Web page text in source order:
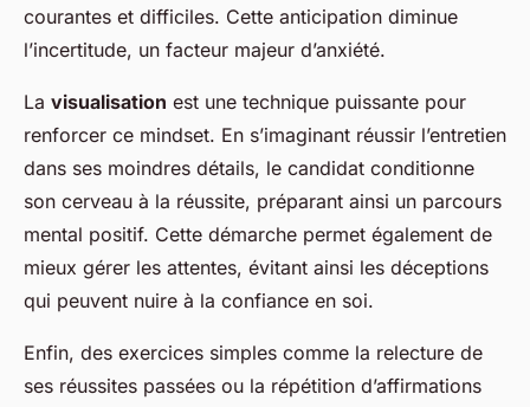
courantes et difficiles. Cette anticipation diminue
l’incertitude, un facteur majeur d’anxiété.
La visualisation est une technique puissante pour
renforcer ce mindset. En s’imaginant réussir l’entretien
dans ses moindres détails, le candidat conditionne
son cerveau à la réussite, préparant ainsi un parcours
mental positif. Cette démarche permet également de
mieux gérer les attentes, évitant ainsi les déceptions
qui peuvent nuire à la confiance en soi.
Enfin, des exercices simples comme la relecture de
ses réussites passées ou la répétition d’affirmations